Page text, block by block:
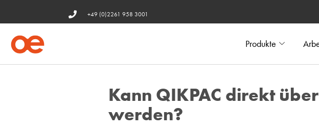
+49 (0)2261 958 3001
Produkte
Kann QIKPAC direkt
werden?